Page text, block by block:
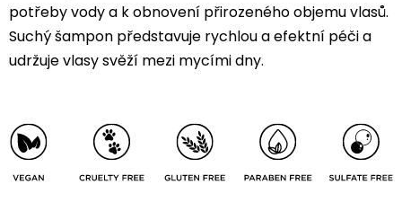
potřeby vody a k obnovení přirozeného objemu vlasů.
Suchý šampon představuje rychlou a efektní péči a
udržuje vlasy svěží mezi mycími dny.